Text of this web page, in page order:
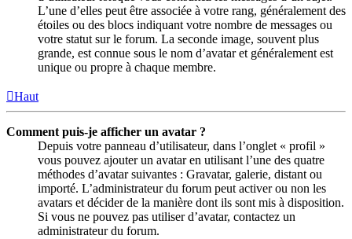
L’une d’elles peut être associée à votre rang, généralement des
étoiles ou des blocs indiquant votre nombre de messages ou
votre statut sur le forum. La seconde image, souvent plus
grande, est connue sous le nom d’avatar et généralement est
unique ou propre à chaque membre.
Haut
Comment puis-je afficher un avatar ?
Depuis votre panneau d’utilisateur, dans l’onglet « profil »
vous pouvez ajouter un avatar en utilisant l’une des quatre
méthodes d’avatar suivantes : Gravatar, galerie, distant ou
importé. L’administrateur du forum peut activer ou non les
avatars et décider de la manière dont ils sont mis à disposition.
Si vous ne pouvez pas utiliser d’avatar, contactez un
administrateur du forum.